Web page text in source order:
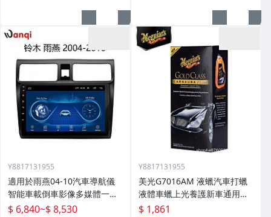
Y8817131955
適用於雨燕04-10汽車導航儀
智能車載倒車影像多媒體一體
機
$ 6,840~$ 8,530
Y8817131955
美光G7016AM 液蠟汽車打蠟
液體車蠟上光養護新車通用棕
櫚蠟
$ 1,861